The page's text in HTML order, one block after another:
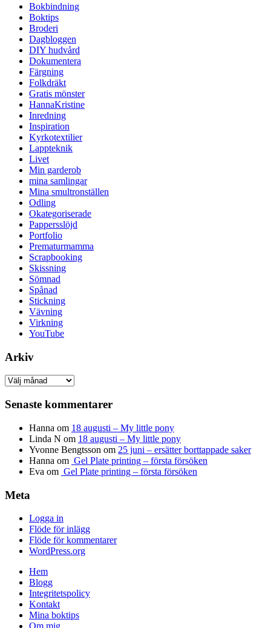
Bokbindning
Boktips
Broderi
Dagbloggen
DIY hudvård
Dokumentera
Färgning
Folkdräkt
Gratis mönster
HannaKristine
Inredning
Inspiration
Kyrkotextilier
Lappteknik
Livet
Min garderob
mina samlingar
Mina smultronställen
Odling
Okategoriserade
Pappersslöjd
Portfolio
Prematurmamma
Scrapbooking
Skissning
Sömnad
Spånad
Stickning
Vävning
Virkning
YouTube
Arkiv
Arkiv
Senaste kommentarer
Hanna om 18 augusti – My little pony
Linda N om 18 augusti – My little pony
Yvonne Bengtsson om 25 juni – ersätter borttappade saker
Hanna om Gel Plate printing – första försöken
Eva om Gel Plate printing – första försöken
Meta
Logga in
Flöde för inlägg
Flöde för kommentarer
WordPress.org
Hem
Blogg
Integritetspolicy
Kontakt
Mina boktips